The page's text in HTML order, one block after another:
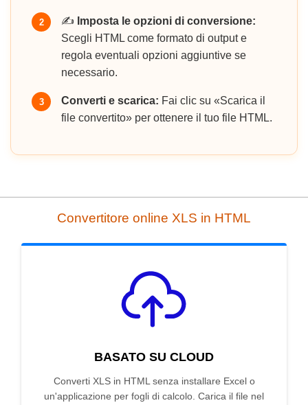
2 ✍️ Imposta le opzioni di conversione:
Scegli HTML come formato di output e
regola eventuali opzioni aggiuntive se
necessario.
3 Converti e scarica: Fai clic su «Scarica il
file convertito» per ottenere il tuo file HTML.
Convertitore online XLS in HTML
BASATO SU CLOUD
Converti XLS in HTML senza installare Excel o
un'applicazione per fogli di calcolo. Carica il file nel